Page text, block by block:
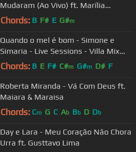
Mudaram (Ao Vivo) ft. Marília
Mendonça
Chords: B F# E G#m
Quando o mel é bom - Simone e
Simaria - Live Sessions - Villa Mix
Festival Fortaleza
Chords: B E F# C#m G#m D# F
Roberta Miranda - Vá Com Deus ft.
Maiara & Maraisa
Chords: Cm G C Ab Bb D Db
Day e Lara - Meu Coração Não Chora
Urra ft. Gusttavo Lima